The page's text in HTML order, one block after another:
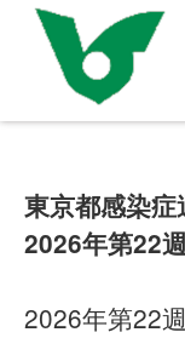
東京都感染症
2026年第22
2026年第22